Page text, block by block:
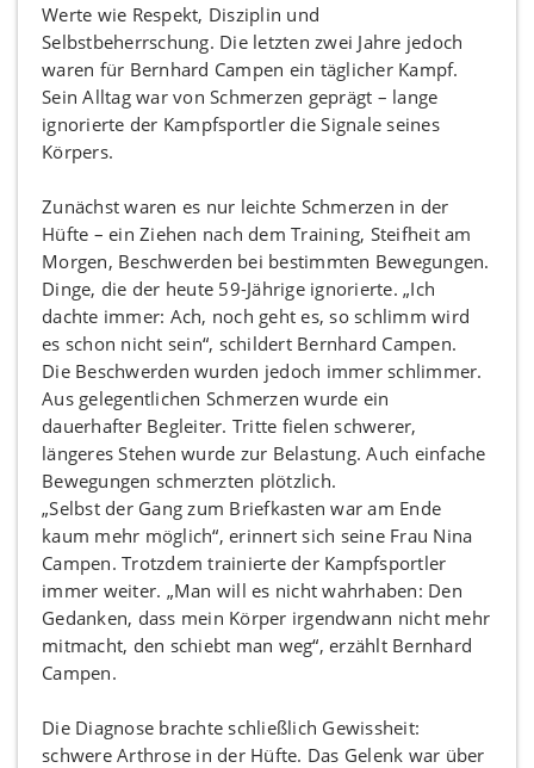
Werte wie Respekt, Disziplin und
Selbstbeherrschung. Die letzten zwei Jahre jedoch
waren für Bernhard Campen ein täglicher Kampf.
Sein Alltag war von Schmerzen geprägt – lange
ignorierte der Kampfsportler die Signale seines
Körpers.
Zunächst waren es nur leichte Schmerzen in der
Hüfte – ein Ziehen nach dem Training, Steifheit am
Morgen, Beschwerden bei bestimmten Bewegungen.
Dinge, die der heute 59-Jährige ignorierte. „Ich
dachte immer: Ach, noch geht es, so schlimm wird
es schon nicht sein“, schildert Bernhard Campen.
Die Beschwerden wurden jedoch immer schlimmer.
Aus gelegentlichen Schmerzen wurde ein
dauerhafter Begleiter. Tritte fielen schwerer,
längeres Stehen wurde zur Belastung. Auch einfache
Bewegungen schmerzten plötzlich.
„Selbst der Gang zum Briefkasten war am Ende
kaum mehr möglich“, erinnert sich seine Frau Nina
Campen. Trotzdem trainierte der Kampfsportler
immer weiter. „Man will es nicht wahrhaben: Den
Gedanken, dass mein Körper irgendwann nicht mehr
mitmacht, den schiebt man weg“, erzählt Bernhard
Campen.
Die Diagnose brachte schließlich Gewissheit:
schwere Arthrose in der Hüfte. Das Gelenk war über